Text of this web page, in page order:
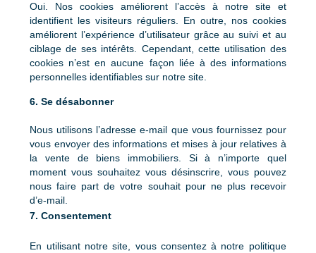
Oui. Nos cookies améliorent l’accès à notre site et
identifient les visiteurs réguliers. En outre, nos cookies
améliorent l’expérience d’utilisateur grâce au suivi et au
ciblage de ses intérêts. Cependant, cette utilisation des
cookies n’est en aucune façon liée à des informations
personnelles identifiables sur notre site.
6. Se désabonner
Nous utilisons l’adresse e-mail que vous fournissez pour
vous envoyer des informations et mises à jour relatives à
la vente de biens immobiliers. Si à n’importe quel
moment vous souhaitez vous désinscrire, vous pouvez
nous faire part de votre souhait pour ne plus recevoir
d’e-mail.
7. Consentement
En utilisant notre site, vous consentez à notre politique